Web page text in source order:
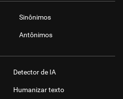
Sinônimos
Antônimos
Detector de IA
Humanizar texto